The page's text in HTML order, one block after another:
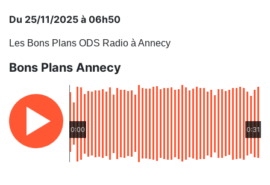
Du 25/11/2025 à 06h50
Les Bons Plans ODS Radio à Annecy
Bons Plans Annecy
0:00 0:31